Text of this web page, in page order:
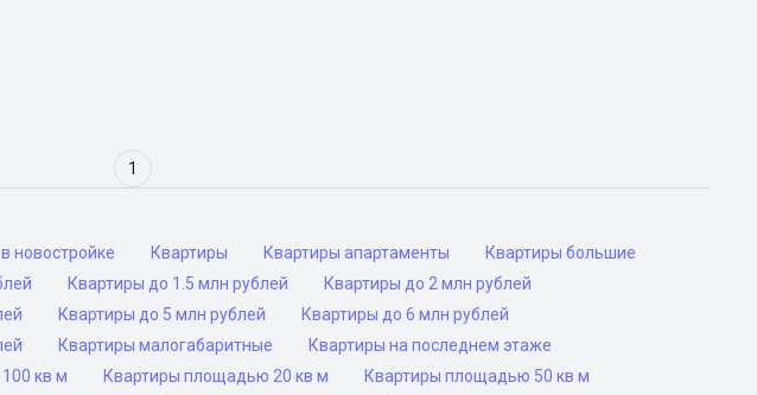
1
новостройке Квартиры Квартиры апартаменты
Квартиры большие
Квартиры до 1.5 млн рублей
Квартиры до 2 млн рублей
Квартиры до 5 млн рублей
Квартиры до 6 млн рублей
Квартиры малогабаритные
Квартиры на последнем этаже
кв м Квартиры площадью 20 кв м
Квартиры площадью 50 кв м